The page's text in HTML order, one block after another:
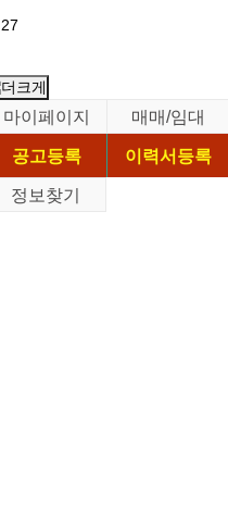
27
마이페이지
매매/임대
공고등록
이력서등록
정보찾기